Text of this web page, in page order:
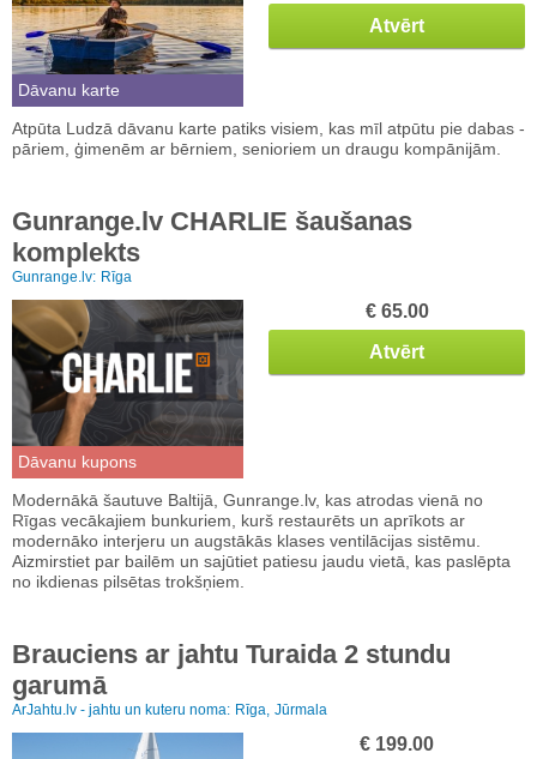
Dāvanu karte
Atvērt
Atpūta Ludzā dāvanu karte patiks visiem, kas mīl atpūtu pie dabas -
pāriem, ģimenēm ar bērniem, senioriem un draugu kompānijām.
Gunrange.lv CHARLIE šaušanas
komplekts
Gunrange.lv: Rīga
Dāvanu kupons
€ 65.00
Atvērt
Modernākā šautuve Baltijā, Gunrange.lv, kas atrodas vienā no
Rīgas vecākajiem bunkuriem, kurš restaurēts un aprīkots ar
modernāko interjeru un augstākās klases ventilācijas sistēmu.
Aizmirstiet par bailēm un sajūtiet patiesu jaudu vietā, kas paslēpta
no ikdienas pilsētas trokšņiem.
Brauciens ar jahtu Turaida 2 stundu
garumā
ArJahtu.lv - jahtu un kuteru noma: Rīga, Jūrmala
€ 199.00